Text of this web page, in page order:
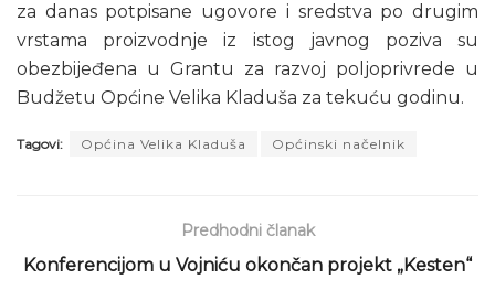
za danas potpisane ugovore i sredstva po drugim
vrstama proizvodnje iz istog javnog poziva su
obezbijeđena u Grantu za razvoj poljoprivrede u
Budžetu Općine Velika Kladuša za tekuću godinu.
Tagovi: Općina Velika Kladuša Općinski načelnik
Predhodni članak
Konferencijom u Vojniću okončan projekt „Kesten“